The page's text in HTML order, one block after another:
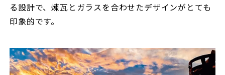
る設計で、煉瓦とガラスを合わせたデザインがとても
印象的です。